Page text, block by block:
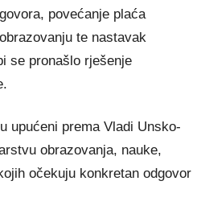
povećanje plaća
te nastavak
se pronašlo rješenje
upućeni prema Vladi Unsko-
obrazovanja, nauke,
očekuju konkretan odgovor